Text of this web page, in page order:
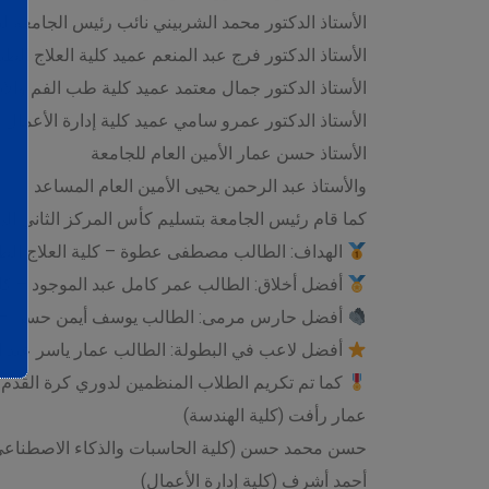
الأستاذ الدكتور محمد الشربيني نائب رئيس الجامعة
الأستاذ الدكتور فرج عبد المنعم عميد كلية العلاج
الأستاذ الدكتور جمال معتمد عميد كلية طب الفم
الأستاذ الدكتور عمرو سامي عميد كلية إدارة الأعمال
الأستاذ حسن عمار الأمين العام للجامعة
والأستاذ عبد الرحمن يحيى الأمين العام المساعد
كما قام رئيس الجامعة بتسليم كأس المركز الثاني
الهداف: الطالب مصطفى عطوة – كلية العلاج
أفضل أخلاق: الطالب عمر كامل عبد الموجود –
أفضل حارس مرمى: الطالب يوسف أيمن حسن –
أفضل لاعب في البطولة: الطالب عمار ياسر عبد
كما تم تكريم الطلاب المنظمين لدوري كرة القدم
عمار رأفت (كلية الهندسة)
حسن محمد حسن (كلية الحاسبات والذكاء
أحمد أشرف (كلية إدارة الأعمال)